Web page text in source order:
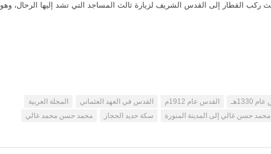
ركب القطار إلى القدس الشريف لزيارة ثالث المساجد التي تشد إليها الرحال، وهو
1330هـ القدس عام 1912م القدس في العهد العثماني
المجلة العربية
حسن غالي إلى المدينة المنورة سكة حديد الحجاز محمد حسن محمد غالي